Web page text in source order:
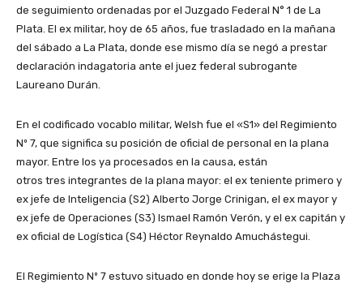
de seguimiento ordenadas por el Juzgado Federal N° 1 de La
Plata. El ex militar, hoy de 65 años, fue trasladado en la mañana
del sábado a La Plata, donde ese mismo día se negó a prestar
declaración indagatoria ante el juez federal subrogante
Laureano Durán.
En el codificado vocablo militar, Welsh fue el «S1» del Regimiento
Nº 7, que significa su posición de oficial de personal en la plana
mayor. Entre los ya procesados en la causa, están
otros tres integrantes de la plana mayor: el ex teniente primero y
ex jefe de Inteligencia (S2) Alberto Jorge Crinigan, el ex mayor y
ex jefe de Operaciones (S3) Ismael Ramón Verón, y el ex capitán y
ex oficial de Logística (S4) Héctor Reynaldo Amuchástegui.
El Regimiento Nº 7 estuvo situado en donde hoy se erige la Plaza